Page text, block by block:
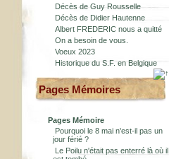
Décès de Guy Rousselle
Décès de Didier Hautenne
Albert FREDERIC nous a quitté
On a besoin de vous.
Voeux 2023
Historique du S.F. en Belgique
Pages Mémoires
Pages Mémoire
Pourquoi le 8 mai n'est-il pas un
jour férié ?
Le Poilu n'était pas enterré là où il